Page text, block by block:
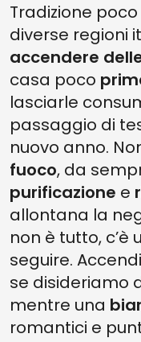
Tradizione
diverse regioni
accendere
casa poco
lasciarle
passaggio di
nuovo anno.
fuoco, da
purificazione e
allontana la
non è tutto, c’è
seguire.
se disideriamo
mentre una
romantici e